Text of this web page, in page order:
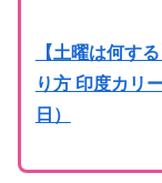
【土曜は何す
り方 印度カリ
日）